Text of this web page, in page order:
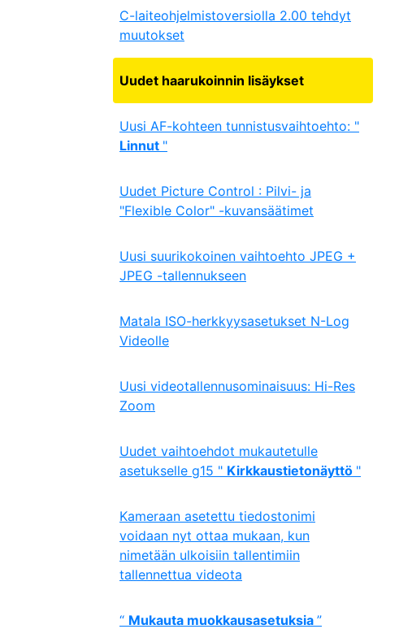
C-laiteohjelmistoversiolla 2.00 tehdyt
muutokset
Uudet haarukoinnin lisäykset
Uusi AF-kohteen tunnistusvaihtoehto: "
Linnut "
Uudet Picture Control : Pilvi- ja
"Flexible Color" -kuvansäätimet
Uusi suurikokoinen vaihtoehto JPEG +
JPEG -tallennukseen
Matala ISO-herkkyysasetukset N-Log
Videolle
Uusi videotallennusominaisuus: Hi-Res
Zoom
Uudet vaihtoehdot mukautetulle
asetukselle g15 " Kirkkaustietonäyttö "
Kameraan asetettu tiedostonimi
voidaan nyt ottaa mukaan, kun
nimetään ulkoisiin tallentimiin
tallennettua videota
“ Mukauta muokkausasetuksia ”